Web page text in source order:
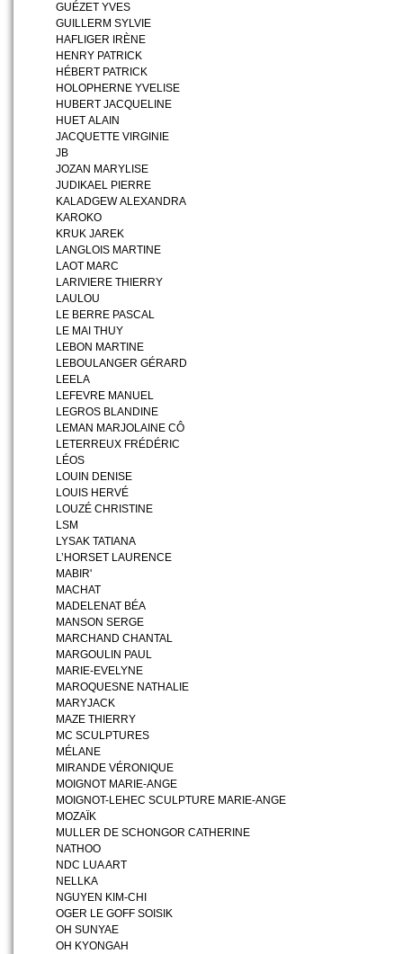
GUÉZET YVES
GUILLERM SYLVIE
HAFLIGER IRÈNE
HENRY PATRICK
HÉBERT PATRICK
HOLOPHERNE YVELISE
HUBERT JACQUELINE
HUET ALAIN
JACQUETTE VIRGINIE
JB
JOZAN MARYLISE
JUDIKAEL PIERRE
KALADGEW ALEXANDRA
KAROKO
KRUK JAREK
LANGLOIS MARTINE
LAOT MARC
LARIVIERE THIERRY
LAULOU
LE BERRE PASCAL
LE MAI THUY
LEBON MARTINE
LEBOULANGER GÉRARD
LEELA
LEFEVRE MANUEL
LEGROS BLANDINE
LEMAN MARJOLAINE CÔ
LETERREUX FRÉDÉRIC
LÉOS
LOUIN DENISE
LOUIS HERVÉ
LOUZÉ CHRISTINE
LSM
LYSAK TATIANA
L’HORSET LAURENCE
MABIR'
MACHAT
MADELENAT BÉA
MANSON SERGE
MARCHAND CHANTAL
MARGOULIN PAUL
MARIE-EVELYNE
MAROQUESNE NATHALIE
MARYJACK
MAZE THIERRY
MC SCULPTURES
MÉLANE
MIRANDE VÉRONIQUE
MOIGNOT MARIE-ANGE
MOIGNOT-LEHEC SCULPTURE MARIE-ANGE
MOZAÏK
MULLER DE SCHONGOR CATHERINE
NATHOO
NDC LUA ART
NELLKA
NGUYEN KIM-CHI
OGER LE GOFF SOISIK
OH SUNYAE
OH KYONGAH